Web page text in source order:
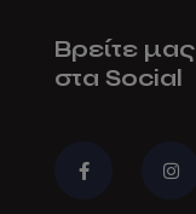
Βρείτε μας
στα Social